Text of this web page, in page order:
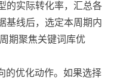
的实际转化率，汇总各
基线后，选定本周期内
期聚焦关键词库优
的优化动作。如果选择